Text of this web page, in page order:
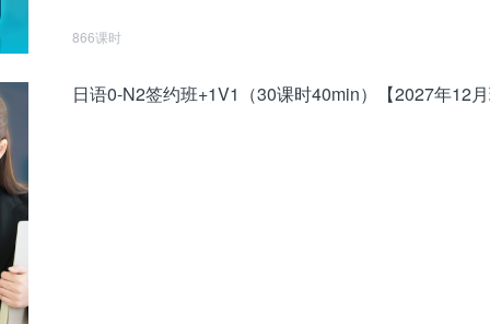
866课时
日语0-N2签约班+1V1（30课时40min）【2027年12月